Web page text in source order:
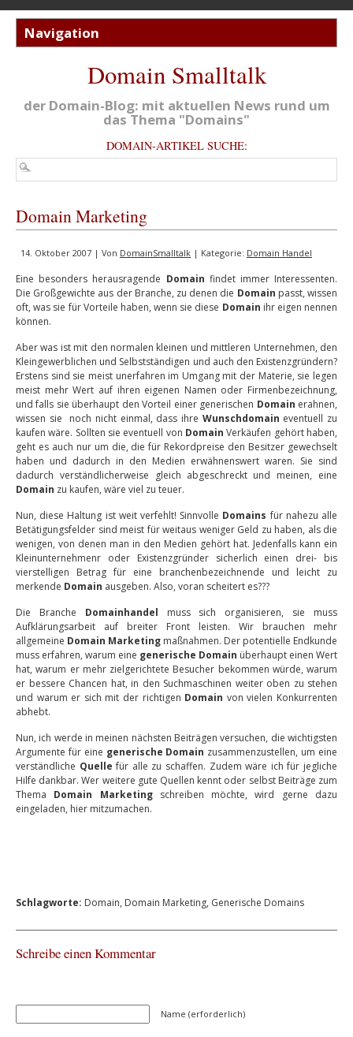
Domain Smalltalk
der Domain-Blog: mit aktuellen News rund um
das Thema "Domains"
DOMAIN-ARTIKEL SUCHE:
Domain Marketing
14. Oktober 2007 | Von DomainSmalltalk | Kategorie: Domain Handel
Eine besonders herausragende Domain findet immer Interessenten.
Die Großgewichte aus der Branche, zu denen die Domain passt, wissen
oft, was sie für Vorteile haben, wenn sie diese Domain ihr eigen nennen
können.
Aber was ist mit den normalen kleinen und mittleren Unternehmen, den
Kleingewerblichen und Selbstständigen und auch den Existenzgründern?
Erstens sind sie meist unerfahren im Umgang mit der Materie, sie legen
meist mehr Wert auf ihren eigenen Namen oder Firmenbezeichnung,
und falls sie überhaupt den Vorteil einer generischen Domain erahnen,
wissen sie noch nicht einmal, dass ihre Wunschdomain eventuell zu
kaufen wäre. Sollten sie eventuell von Domain Verkäufen gehört haben,
geht es auch nur um die, die für Rekordpreise den Besitzer gewechselt
haben und dadurch in den Medien erwähnenswert waren. Sie sind
dadurch verständlicherweise gleich abgeschreckt und meinen, eine
Domain zu kaufen, wäre viel zu teuer.
Nun, diese Haltung ist weit verfehlt! Sinnvolle Domains für nahezu alle
Betätigungsfelder sind meist für weitaus weniger Geld zu haben, als die
wenigen, von denen man in den Medien gehört hat. Jedenfalls kann ein
Kleinunternehmenr oder Existenzgründer sicherlich einen drei- bis
vierstelligen Betrag für eine branchenbezeichnende und leicht zu
merkende Domain ausgeben. Also, voran scheitert es???
Die Branche Domainhandel muss sich organisieren, sie muss
Aufklärungsarbeit auf breiter Front leisten. Wir brauchen mehr
allgemeine Domain Marketing maßnahmen. Der potentielle Endkunde
muss erfahren, warum eine generische Domain überhaupt einen Wert
hat, warum er mehr zielgerichtete Besucher bekommen würde, warum
er bessere Chancen hat, in den Suchmaschinen weiter oben zu stehen
und warum er sich mit der richtigen Domain von vielen Konkurrenten
abhebt.
Nun, ich werde in meinen nächsten Beiträgen versuchen, die wichtigsten
Argumente für eine generische Domain zusammenzustellen, um eine
verständliche Quelle für alle zu schaffen. Zudem wäre ich für jegliche
Hilfe dankbar. Wer weitere gute Quellen kennt oder selbst Beiträge zum
Thema Domain Marketingschreiben möchte, wird gerne dazu
eingeladen, hier mitzumachen.
Schlagworte: Domain, Domain Marketing, Generische Domains
Schreibe einen Kommentar
Name (erforderlich)